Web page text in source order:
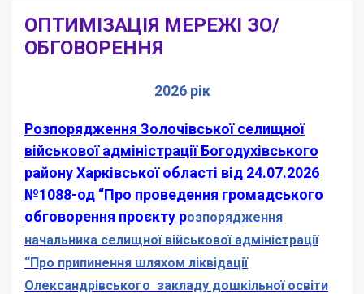
ОПТИМІЗАЦІЯ МЕРЕЖІ ЗО/
ОБГОВОРЕННЯ
2026 рік
Розпорядження Золочівської селищної
військової адміністрації Богодухівського
району Харківської області від 24.07.2026
№1088-од “Про проведення громадського
обговорення проєкту розпорядження
начальника селищної військової адміністрації
“Про припинення шляхом ліквідації
Олександрівського закладу дошкільної освіти